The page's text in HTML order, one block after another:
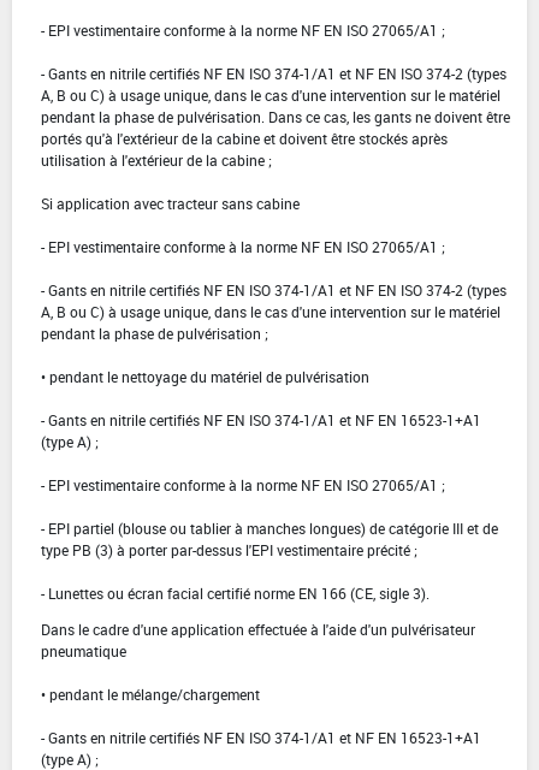
- EPI vestimentaire conforme à la norme NF EN ISO 27065/A1 ;
- Gants en nitrile certifiés NF EN ISO 374-1/A1 et NF EN ISO 374-2 (types
A, B ou C) à usage unique, dans le cas d'une intervention sur le matériel
pendant la phase de pulvérisation. Dans ce cas, les gants ne doivent être
portés qu'à l'extérieur de la cabine et doivent être stockés après
utilisation à l'extérieur de la cabine ;
Si application avec tracteur sans cabine
- EPI vestimentaire conforme à la norme NF EN ISO 27065/A1 ;
- Gants en nitrile certifiés NF EN ISO 374-1/A1 et NF EN ISO 374-2 (types
A, B ou C) à usage unique, dans le cas d'une intervention sur le matériel
pendant la phase de pulvérisation ;
• pendant le nettoyage du matériel de pulvérisation
- Gants en nitrile certifiés NF EN ISO 374-1/A1 et NF EN 16523-1+A1
(type A) ;
- EPI vestimentaire conforme à la norme NF EN ISO 27065/A1 ;
- EPI partiel (blouse ou tablier à manches longues) de catégorie III et de
type PB (3) à porter par-dessus l'EPI vestimentaire précité ;
- Lunettes ou écran facial certifié norme EN 166 (CE, sigle 3).
Dans le cadre d'une application effectuée à l'aide d'un pulvérisateur
pneumatique
• pendant le mélange/chargement
- Gants en nitrile certifiés NF EN ISO 374-1/A1 et NF EN 16523-1+A1
(type A) ;